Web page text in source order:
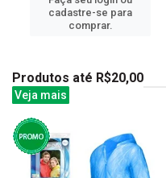
cadastre-se para
comprar.
Produtos até R$20,00
Veja mais